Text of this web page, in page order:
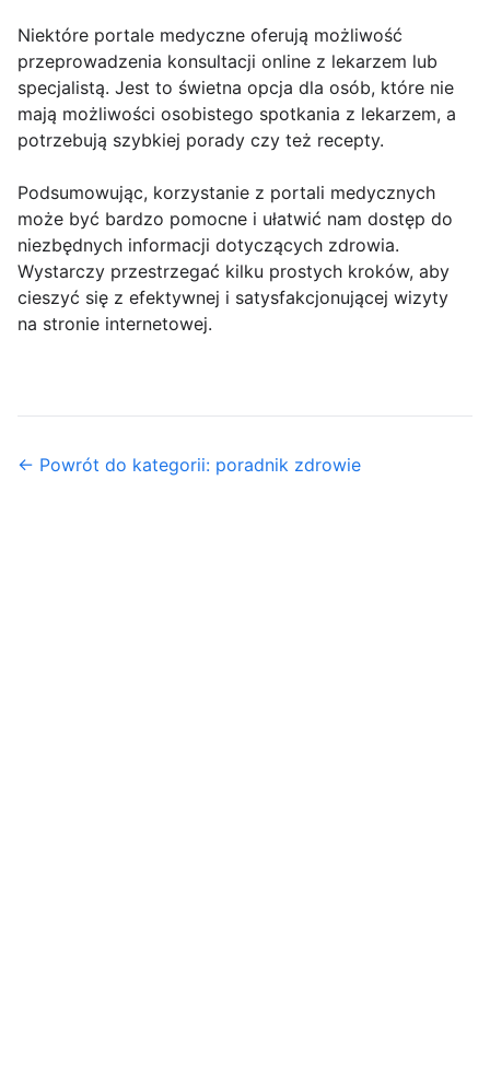
Niektóre portale medyczne oferują możliwość
przeprowadzenia konsultacji online z lekarzem lub
specjalistą. Jest to świetna opcja dla osób, które nie
mają możliwości osobistego spotkania z lekarzem, a
potrzebują szybkiej porady czy też recepty.
Podsumowując, korzystanie z portali medycznych
może być bardzo pomocne i ułatwić nam dostęp do
niezbędnych informacji dotyczących zdrowia.
Wystarczy przestrzegać kilku prostych kroków, aby
cieszyć się z efektywnej i satysfakcjonującej wizyty
na stronie internetowej.
← Powrót do kategorii: poradnik zdrowie